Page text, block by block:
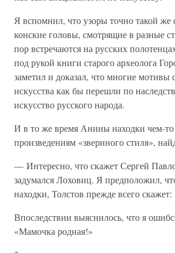
Я вспомнил, что узоры точно такой
конские головы, смотрящие в разные
пор встречаются на русских
под рукой книги старого археолога
заметил и доказал, что многие мотивы
искусства как бы перешли по
искусство русского народа.
И в то же время Анины находки чем-
произведениям «звериного стиля»,
— Интересно, что скажет Сергей
задумался Лоховиц. Я предположил,
находки, Толстов прежде всего
Впоследствии выяснилось, что я
«Мамочка родная!»